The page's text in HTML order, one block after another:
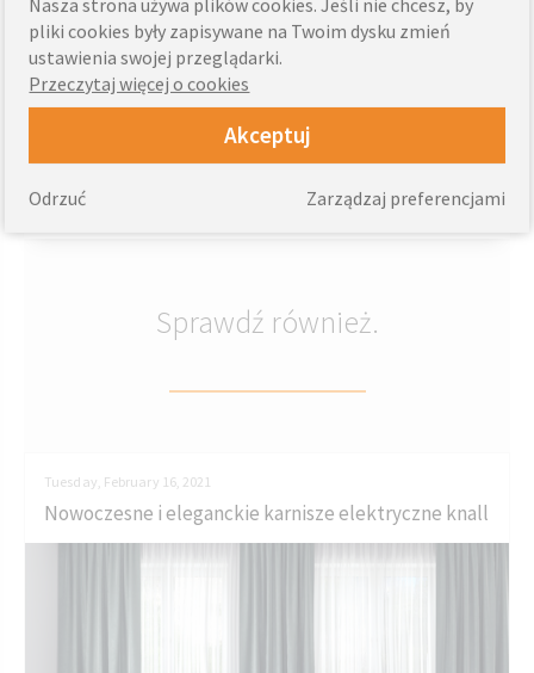
Sprawdź naszą ofertę termoizolacyjnych osłon
okiennych i przygotuj się na zimowe mrozy już
Sprawdź również.
Tuesday, February 16, 2021
Nowoczesne i eleganckie karnisze elektryczne knall
pliki cookies były zapisywane na Twoim dysku zmień
ustawienia swojej przeglądarki.
Przeczytaj więcej o cookies
Akceptuj
Zarządzaj preferencjami
Odrzuć